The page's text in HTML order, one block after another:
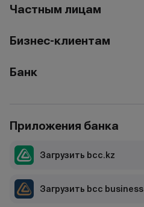
Частным лицам
Бизнес-клиентам
Банк
Приложения банка
Загрузить bcc.kz
Загрузить bcc business